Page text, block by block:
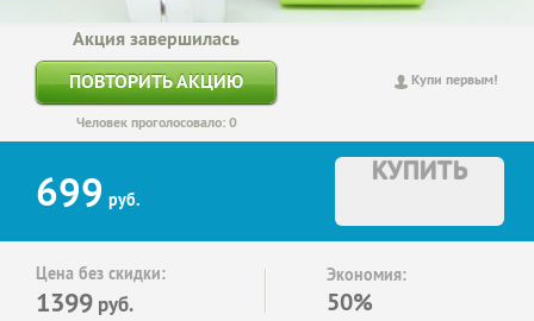
Купи первым!
Акция завершилась
ПОВТОРИТЬ АКЦИЮ
Человек проголосовало: 0
699 руб.
КУПИТЬ
Цена без скидки:
1399 руб.
Экономия:
50%